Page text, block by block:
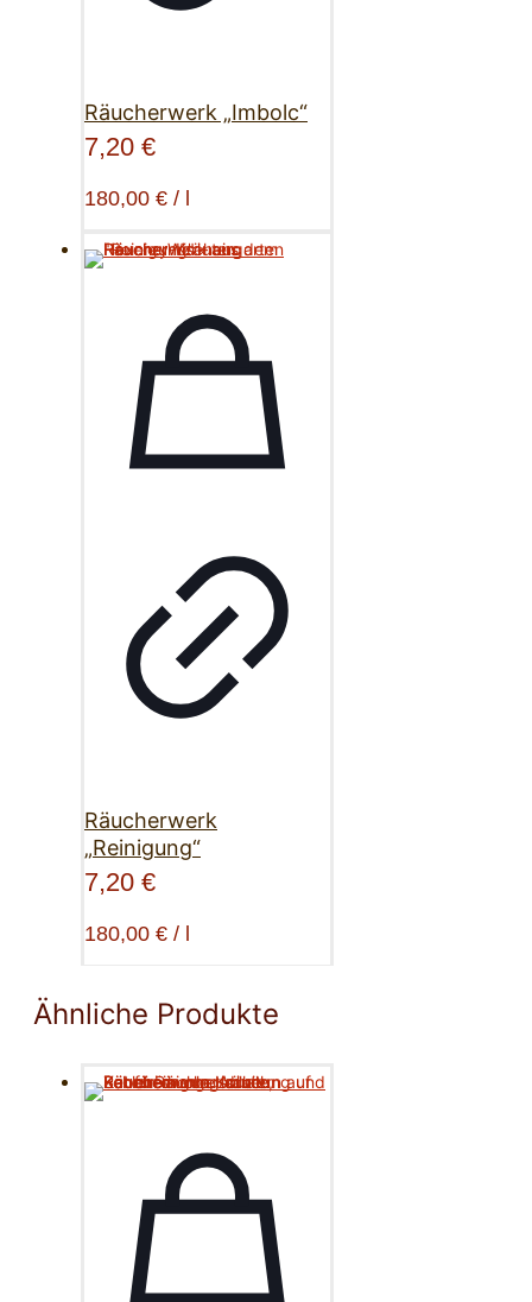
Räucherwerk „Imbolc“
7,20 €
180,00 € / l
Räucherwerk
„Reinigung“
7,20 €
180,00 € /
Ähnliche Produkte